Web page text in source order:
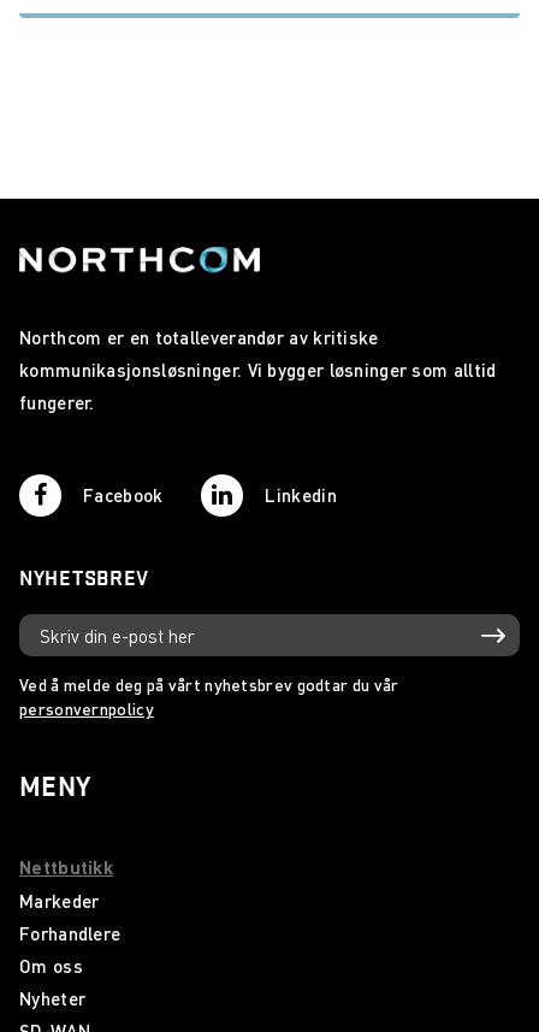
Northcom er en totalleverandør av kritiske
kommunikasjonsløsninger. Vi bygger løsninger som alltid
fungerer.
Facebook Linkedin
NYHETSBREV
Ved å melde deg på vårt nyhetsbrev godtar du vår
personvernpolicy
MENY
Nettbutikk
Markeder
Forhandlere
Om oss
Nyheter